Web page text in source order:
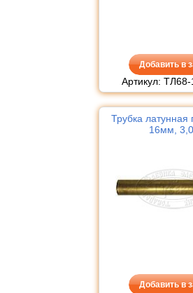
Добавить в
Артикул:
Трубка латунная
16мм,
Добавить в